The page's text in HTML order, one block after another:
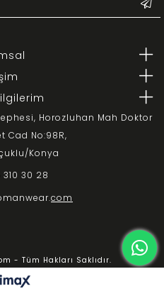
Horozluhan Mah Doktor
Cad No:98R,
Konya
30 28
com
- Tüm Hakları Saklıdır.